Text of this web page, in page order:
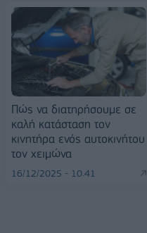
Πώς να διατηρήσουμε σε
καλή κατάσταση τον
κινητήρα ενός αυτοκινήτου
τον χειμώνα
16/12/2025 - 10:41